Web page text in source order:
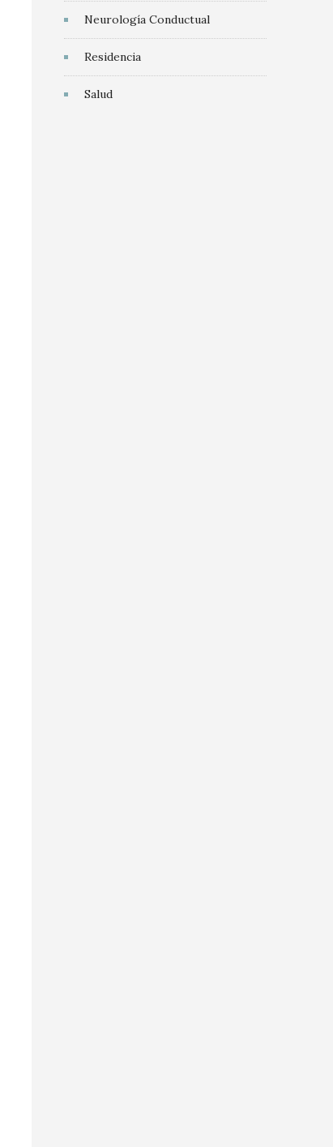
Neurología Conductual
Residencia
Salud